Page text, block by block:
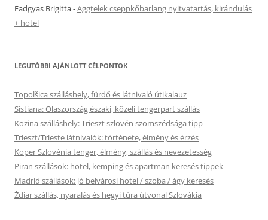
Fadgyas Brigitta-Aggtelek cseppkőbarlang nyitvatartás, kirándulás
+ hotel
LEGUTÓBBI AJÁNLOTT CÉLPONTOK
Topolšica szálláshely, fürdő és látnivaló útikalauz
Sistiana: Olaszország északi, közeli tengerpart szállás
Kozina szálláshely: Trieszt szlovén szomszédsága tipp
Trieszt/Trieste látnivalók: története, élmény és érzés
Koper Szlovénia tenger, élmény, szállás és nevezetesség
Piran szállások: hotel, kemping és apartman keresés tippek
Madrid szállások: jó belvárosi hotel / szoba / ágy keresés
Ždiar szállás, nyaralás és hegyi túra útvonal Szlovákia